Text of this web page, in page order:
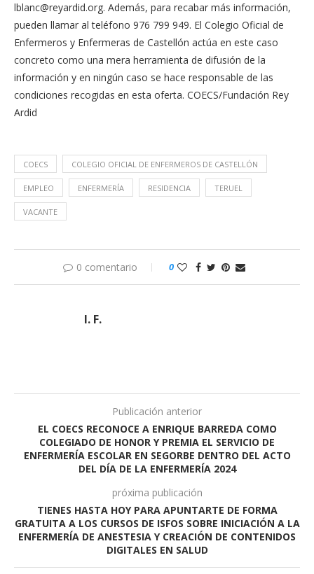
lblanc@reyardid.org. Además, para recabar más información,
pueden llamar al teléfono 976 799 949. El Colegio Oficial de
Enfermeros y Enfermeras de Castellón actúa en este caso
concreto como una mera herramienta de difusión de la
información y en ningún caso se hace responsable de las
condiciones recogidas en esta oferta. COECS/Fundación Rey
Ardid
COECS COLEGIO OFICIAL DE ENFERMEROS DE CASTELLÓN
EMPLEO ENFERMERÍA RESIDENCIA TERUEL
VACANTE
0 comentario 0
I. F.
Publicación anterior
EL COECS RECONOCE A ENRIQUE BARREDA COMO
COLEGIADO DE HONOR Y PREMIA EL SERVICIO DE
ENFERMERÍA ESCOLAR EN SEGORBE DENTRO DEL ACTO
DEL DÍA DE LA ENFERMERÍA 2024
próxima publicación
TIENES HASTA HOY PARA APUNTARTE DE FORMA
GRATUITA A LOS CURSOS DE ISFOS SOBRE INICIACIÓN A LA
ENFERMERÍA DE ANESTESIA Y CREACIÓN DE CONTENIDOS
DIGITALES EN SALUD